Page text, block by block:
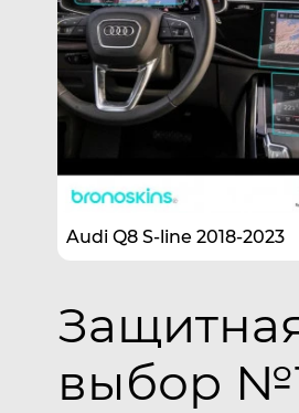
Audi Q8 S-line 2018-2023
выбор